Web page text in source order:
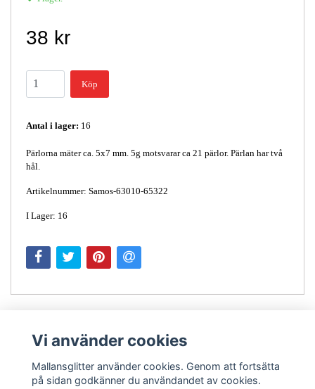
38 kr
Köp
Antal i lager: 16
Pärlorna mäter ca. 5x7 mm. 5g motsvarar ca 21 pärlor. Pärlan har två
hål.
Artikelnummer: Samos-63010-65322
I Lager: 16
Vi använder cookies
Mallansglitter använder cookies. Genom att fortsätta
på sidan godkänner du användandet av cookies.